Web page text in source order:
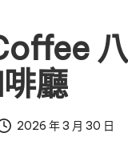
廳
2026 年 3 月 30 日